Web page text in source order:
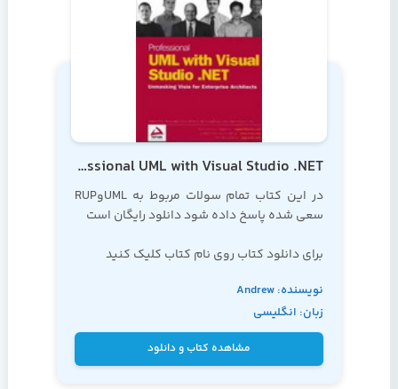
Professional UML with Visual Studio .NET
در این کتاب تمام سولات مربوط به UMLوRUP
سعی شده پاسخ داده شود دانلود رایگان است
برای دانلود کتاب روی نام کتاب کلیک کنید
دوره آموزش UML
نویسنده: Andrew
Filev
زبان: انگلیسی
مشاهده کتاب و دانلود